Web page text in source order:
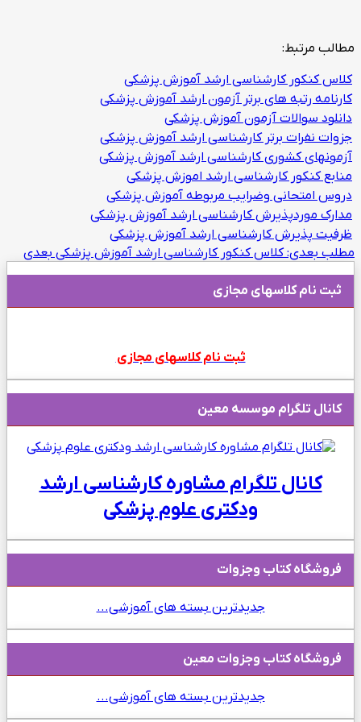
مطالب مرتبط:
کلاس کنکور کارشناسی ارشد آموزش پزشکی
کارنامه رتبه های برتر آزمون ارشد آموزش پزشکی
دانلود سوالات آزمون آموزش پزشکی
جزوات نفرات برتر کارشناسی ارشد آموزش پزشکی
آزمونهای کشوری کارشناسی ارشد آموزش پزشکی
منابع کنکور کارشناسی ارشد اموزش پزشکی
دروس امتحانی وضرایب مربوطه آموزش پزشکی
مدارک موردپذیرش کارشناسی ارشد آموزش پزشکی
ظرفیت پذیرش کارشناسی ارشد آموزش پزشکی
مطلب بعدی: کلاس کنکور کارشناسی ارشد آموزش پزشکیبعدی
ثبت نام کلاسهای مجازی
ثبت نام کلاسهای مجازی
کانال تلگرام موسسه معین
کانال تلگرام مشاوره کارشناسی ارشد
ودکتری علوم پزشکی
فروشگاه کتاب وجزوات
جدیدترین بسته های آموزشی...
فروشگاه کتاب وجزوات معین
جدیدترین بسته های آموزشی...